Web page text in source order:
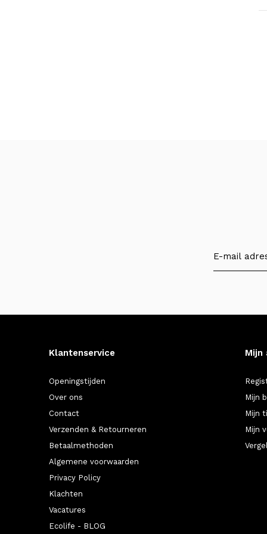
Klantenservice
Openingstijden
Over ons
Contact
Verzenden & Retourneren
Betaalmethoden
Algemene voorwaarden
Privacy Policy
Klachten
Vacatures
Ecolife - BLOG
Mijn
Mijn
Mijn
Mijn